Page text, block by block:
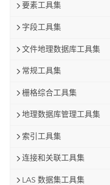
要素工具集
字段工具集
文件地理数据库工具集
常规工具集
栅格综合工具集
地理数据库管理工具集
索引工具集
连接和关联工具集
LAS 数据集工具集